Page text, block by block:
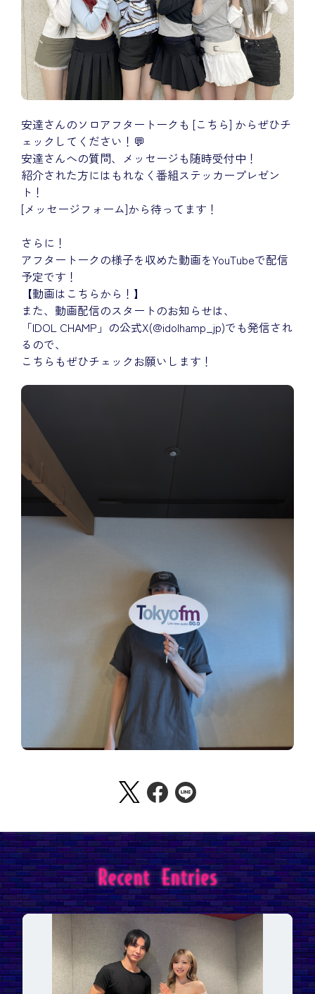
安達さんのソロアフタートークも [こちら] からぜひチ
ェックしてください！💬
安達さんへの質問、メッセージも随時受付中！
紹介された方にはもれなく番組ステッカープレゼン
ト！
[メッセージフォーム]から待ってます！
さらに！
アフタートークの様子を収めた動画をYouTubeで配信
予定です！
【動画はこちらから！ 】
また、動画配信のスタートのお知らせは、
「IDOL CHAMP」の公式X(@idolhamp_jp)でも発信され
るので、
こちらもぜひチェックお願いします！